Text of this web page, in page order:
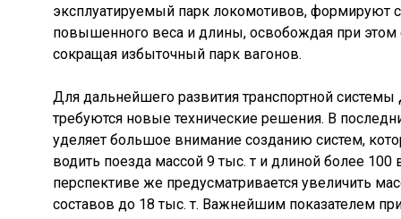
эксплуатируемый парк локомотивов, формируют
повышенного веса и длины, освобождая при этом
сокращая избыточный парк вагонов.
Для дальнейшего развития транспортной системы
требуются новые технические решения. В
уделяет большое внимание созданию систем,
водить поезда массой 9 тыс. т и длиной более 100
перспективе же предусматривается увеличить
составов до 18 тыс. т. Важнейшим показателем